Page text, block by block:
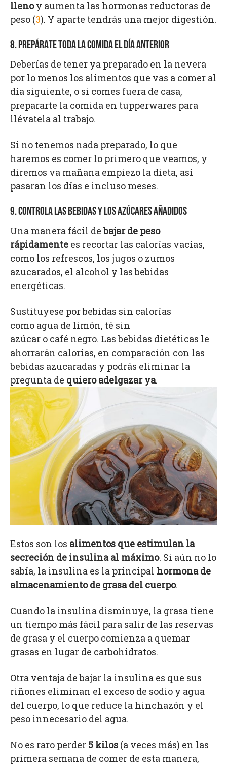
llenoy aumenta las hormonas reductoras de
peso (3). Y aparte tendrás una mejor digestión.
8. PREPÁRATE TODA LA COMIDA EL DÍA ANTERIOR
Deberías de tener ya preparado en la nevera
por lo menos los alimentos que vas a comer al
día siguiente, o si comes fuera de casa,
prepararte la comida en tupperwares para
llévatela al trabajo.
Si no tenemos nada preparado, lo que
haremos es comer lo primero que veamos, y
diremos va mañana empiezo la dieta, así
pasaran los días e incluso meses.
9. CONTROLA LAS BEBIDAS Y LOS AZÚCARES AÑADIDOS
Una manera fácil debajar de peso
rápidamente es recortar las calorías vacías,
como los refrescos, los jugos o zumos
azucarados, el alcohol y las bebidas
energéticas.
Sustituyese por bebidas sin calorías
como agua de limón, té sin
azúcar o café negro. Las bebidas dietéticas le
ahorrarán calorías, en comparación con las
bebidas azucaradas y podrás eliminar la
pregunta de quiero adelgazar ya.
Estos son los alimentos que estimulan la
secreción de insulina al máximo. Si aún no lo
sabía, la insulina es la principal hormona de
almacenamiento de grasa del cuerpo.
Cuando la insulina disminuye, la grasa tiene
un tiempo más fácil para salir de las reservas
de grasa y el cuerpo comienza a quemar
grasas en lugar de carbohidratos.
Otra ventaja de bajar la insulina es que sus
riñones eliminan el exceso de sodio y agua
del cuerpo, lo que reduce la hinchazón y el
peso innecesario del agua.
No es raro perder 5 kilos (a veces más) en las
primera semana de comer de esta manera,